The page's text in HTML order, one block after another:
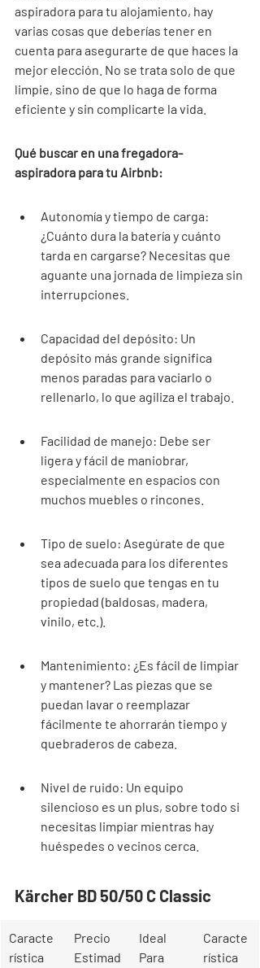
aspiradora para tu alojamiento, hay
varias cosas que deberías tener en
cuenta para asegurarte de que haces la
mejor elección. No se trata solo de que
limpie, sino de que lo haga de forma
eficiente y sin complicarte la vida.
Qué buscar en una fregadora-
aspiradora para tu Airbnb:
Autonomía y tiempo de carga:
¿Cuánto dura la batería y cuánto
tarda en cargarse? Necesitas que
aguante una jornada de limpieza sin
interrupciones.
Capacidad del depósito: Un
depósito más grande significa
menos paradas para vaciarlo o
rellenarlo, lo que agiliza el trabajo.
Facilidad de manejo: Debe ser
ligera y fácil de maniobrar,
especialmente en espacios con
muchos muebles o rincones.
Tipo de suelo: Asegúrate de que
sea adecuada para los diferentes
tipos de suelo que tengas en tu
propiedad (baldosas, madera,
vinilo, etc.).
Mantenimiento: ¿Es fácil de limpiar
y mantener? Las piezas que se
puedan lavar o reemplazar
fácilmente te ahorrarán tiempo y
quebraderos de cabeza.
Nivel de ruido: Un equipo
silencioso es un plus, sobre todo si
necesitas limpiar mientras hay
huéspedes o vecinos cerca.
Kärcher BD 50/50 C Classic
Caracte
rística
Precio
Estimad
Ideal
Para
Caracte
rística